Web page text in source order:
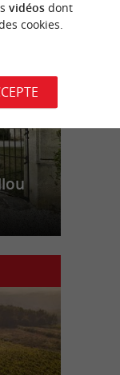
vidéosdont
cookies.